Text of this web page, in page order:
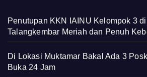
Penutupan KKN IAINU Kelompok 3
Talangkembar Meriah dan Penuh
Di Lokasi Muktamar Bakal Ada 3
Buka 24 Jam